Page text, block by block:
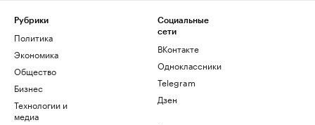
Рубрики
Политика
Экономика
Общество
Бизнес
Технологии и
медиа
Социальные
сети
ВКонтакте
Одноклассники
Telegram
Дзен